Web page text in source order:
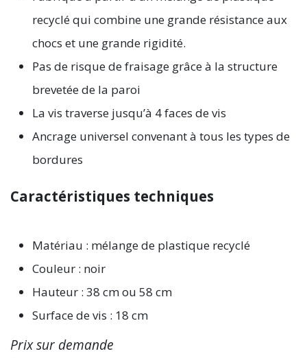
recyclé qui combine une grande résistance aux
chocs et une grande rigidité.
Pas de risque de fraisage grâce à la structure
brevetée de la paroi
La vis traverse jusqu’à 4 faces de vis
Ancrage universel convenant à tous les types de
bordures
Caractéristiques techniques
Matériau : mélange de plastique recyclé
Couleur : noir
Hauteur : 38 cm ou 58 cm
Surface de vis : 18 cm
Prix sur demande